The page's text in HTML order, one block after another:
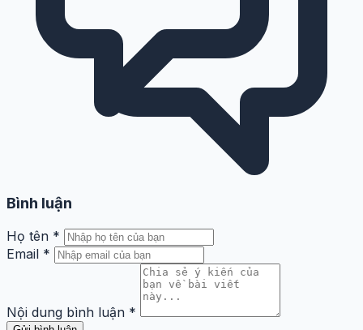
Bình luận
Họ tên *
Email *
Nội dung bình luận *